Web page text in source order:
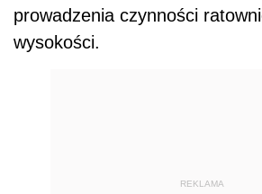
prowadzenia czynności
wysokości.
REKLAMA